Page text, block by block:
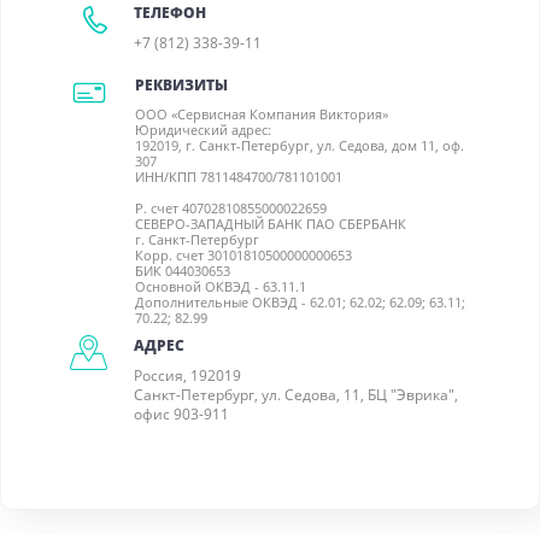
АДРЕС
Россия, 192019
Санкт-Петербург, ул. Седова, 11, БЦ "Эврика",
офис 903-911
ТЕЛЕФОН
+7 (812) 338-39-11
РЕКВИЗИТЫ
ООО «Сервисная Компания Виктория»
Юридический адрес:
192019, г. Санкт-Петербург, ул. Седова, дом 11, оф.
307
ИНН/КПП 7811484700/781101001
Р. счет 40702810855000022659
СЕВЕРО-ЗАПАДНЫЙ БАНК ПАО СБЕРБАНК
г. Санкт-Петербург
Корр. счет 30101810500000000653
БИК 044030653
Основной ОКВЭД - 63.11.1
Дополнительные ОКВЭД - 62.01; 62.02; 62.09; 63.11;
70.22; 82.99